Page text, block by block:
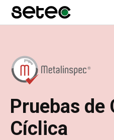
Pruebas de
Cíclica